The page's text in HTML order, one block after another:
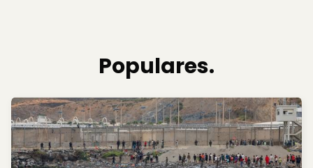
Populares.